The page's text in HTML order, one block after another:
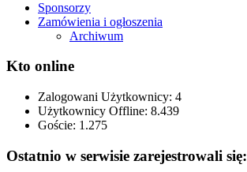
Sponsorzy
Zamówienia i ogłoszenia
Archiwum
Kto online
Zalogowani Użytkownicy: 4
Użytkownicy Offline: 8.439
Goście: 1.275
Ostatnio w serwisie zarejestrowali się: